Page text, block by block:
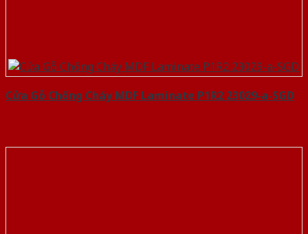
Cửa Gỗ Chống Cháy MDF Laminate P1R2 23029-a-SGD